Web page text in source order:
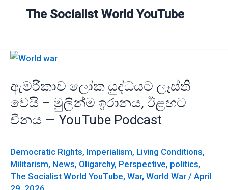
The Socialist World YouTube
ඇමරිකාව ලෝක යුද්ධයට ලෑස්ති
වෙයි – මුලින්ම ඉරානය, ඊළඟට
චීනය — YouTube Podcast
Democratic Rights, Imperialism, Living Conditions,
Militarism, News, Oligarchy, Perspective, politics,
The Socialist World YouTube, War, World War / April